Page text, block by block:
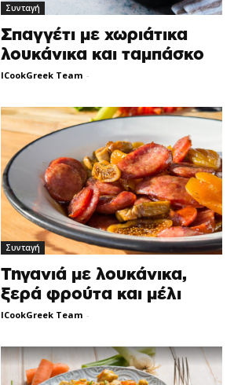
Συνταγή
Σπαγγέτι με χωριάτικα
λουκάνικα και ταμπάσκο
ICookGreek Team -
Συνταγή
Τηγανιά με λουκάνικα,
ξερά φρούτα και μέλι
ICookGreek Team -